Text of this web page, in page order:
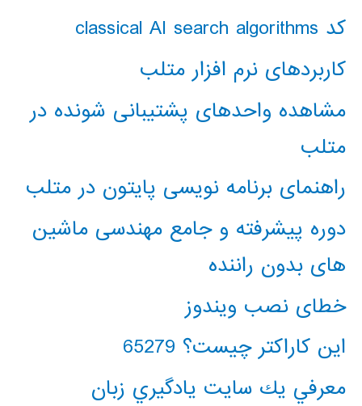
کد classical AI search algorithms
کاربردهای نرم افزار متلب
مشاهده واحدهای پشتیبانی شونده در
متلب
راهنمای برنامه نویسی پایتون در متلب
دوره پیشرفته و جامع مهندسی ماشین
های بدون راننده
خطای نصب ویندوز
این کاراکتر چیست؟ 65279
معرفي يك سايت يادگيري زبان